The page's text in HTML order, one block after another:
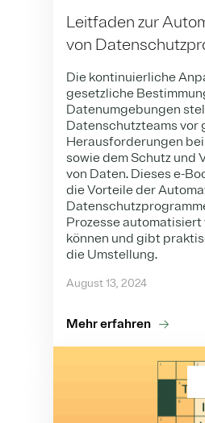
Leitfaden zur
von
Die kontinuierliche
gesetzliche
Datenumgebungen
Datenschutzteams vor
Herausforderungen
sowie dem Schutz und
von Daten. Dieses e-
die Vorteile der
Prozesse automatisiert
können und gibt
die Umstellung.
August 13, 2024
Mehr erfahren